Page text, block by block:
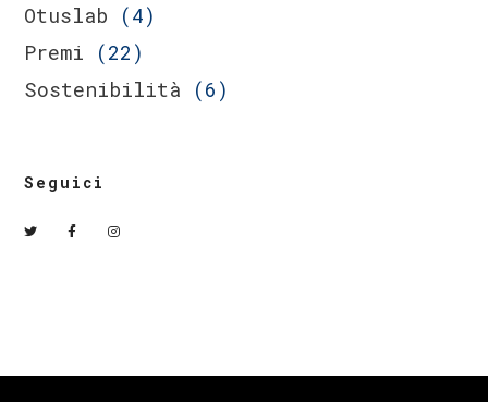
Otuslab (4)
Premi (22)
Sostenibilità (6)
Seguici